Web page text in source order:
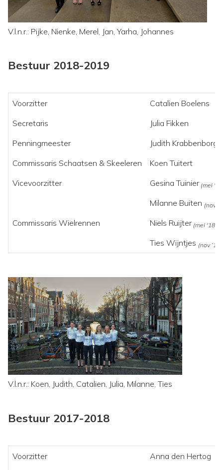
V.l.n.r.: Pijke, Nienke, Merel, Jan, Yarha, Johannes
Bestuur 2018-2019
Voorzitter
Catalien Boelens
Secretaris
Julia Fikken
Penningmeester
Judith Krabbenborg
Commissaris Schaatsen & Skeeleren
Koen Tuitert
Vicevoorzitter
Gesina Tuinier (mei '18
Milanne Buiten (nov
Commissaris Wielrennen Niels Ruijter (mei '18 –
Ties Wijntjes (nov ’18
V.l.n.r.: Koen, Judith, Catalien, Julia, Milanne, Ties
Bestuur 2017-2018
Voorzitter
Anna den Hertog